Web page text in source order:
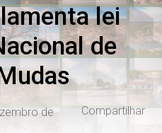
lei
de
de
Compartilhar